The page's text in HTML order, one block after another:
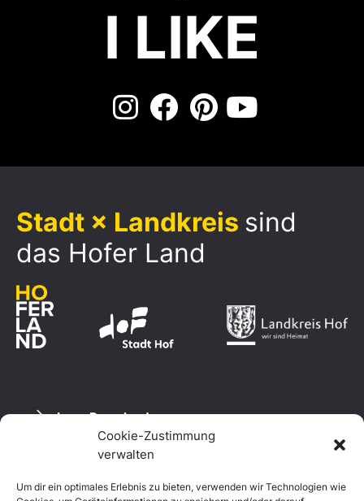
Cookie-Zustimmung
verwalten
Um dir ein optimales Erlebnis zu bieten, verwenden wir Technologien wie
I LIKE
Stadt × Landkreis sind
das Hofer Land
Logo Download
Datenschutzerklärung